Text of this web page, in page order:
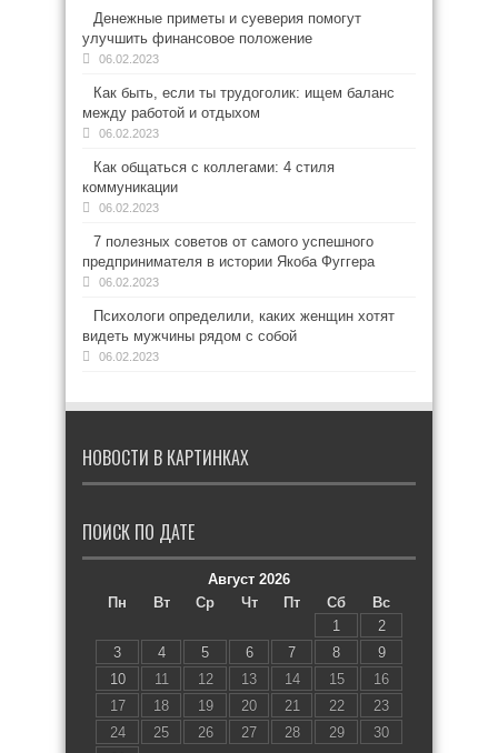
Денежные приметы и суеверия помогут
улучшить финансовое положение
06.02.2023
Как быть, если ты трудоголик: ищем баланс
между работой и отдыхом
06.02.2023
Как общаться с коллегами: 4 стиля
коммуникации
06.02.2023
7 полезных советов от самого успешного
предпринимателя в истории Якоба Фуггера
06.02.2023
Психологи определили, каких женщин хотят
видеть мужчины рядом с собой
06.02.2023
НОВОСТИ В КАРТИНКАХ
ПОИСК ПО ДАТЕ
Август 2026
Пн
Вт Ср Чт Пт Сб
Вс
1
2
3
4 5 6 7 8
9
10
11 12 13 14 15
16
17
18 19 20 21 22
23
24
25 26 27 28 29
30